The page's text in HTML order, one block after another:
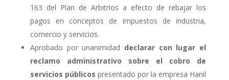
163 del Plan de Arbitrios a efecto de rebajar los
pagos en conceptos de impuestos de industria,
comercio y servicios.
Aprobado por unanimidad declarar con lugar el
reclamo administrativo sobre el cobro de
servicios públicos presentado por la empresa Hanil